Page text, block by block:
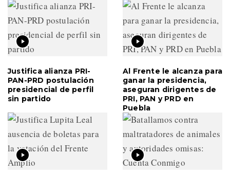
Justifica alianza PRI-
PAN-PRD postulación
presidencial de perfil
sin partido
Al Frente le alcanza para
ganar la presidencia,
aseguran dirigentes de
PRI, PAN y PRD en
Puebla